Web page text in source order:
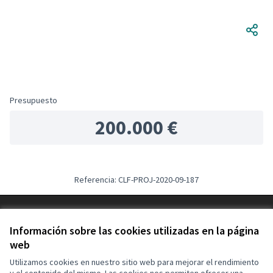
Información sobre las cookies utilizadas en la página
web
Utilizamos cookies en nuestro sitio web para mejorar el rendimiento
Presupuesto
200.000 €
Referencia: CLF-PROJ-2020-09-187
Configuración de cookies
Decidim Calafell en X
(Enlace externo)
Decidim Calafell en Facebook
(Enlace externo)
Decidim Calafell en YouTube
(Enlace externo)
Decidim Calafell en GitHub
(Enlace externo)